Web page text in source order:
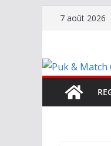
Passer7 août 2026